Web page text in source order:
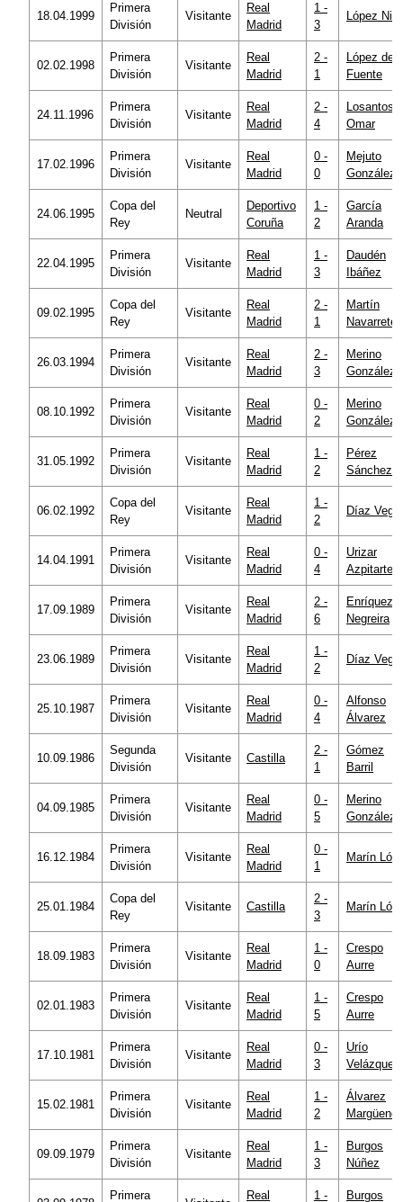
18.04.1999
Primera
División
Visitante
Real
Madrid
1 -
3
López
02.02.1998
Primera
División
Visitante
Real
Madrid
2 -
1
López de
Fuente
24.11.1996
Primera
División
Visitante
Real
Madrid
2 -
4
Losantos
Omar
17.02.1996
Primera
División
Visitante
Real
Madrid
0 -
0
Mejuto
González
24.06.1995
Copa del
Rey
Neutral
Deportivo
Coruña
1 -
2
García
Aranda
22.04.1995
Primera
División
Visitante
Real
Madrid
1 -
3
Daudén
Ibáñez
09.02.1995
Copa del
Rey
Visitante
Real
Madrid
2 -
1
Martín
Navarrete
26.03.1994
Primera
División
Visitante
Real
Madrid
2 -
3
Merino
González
08.10.1992
Primera
División
Visitante
Real
Madrid
0 -
2
Merino
González
31.05.1992
Primera
División
Visitante
Real
Madrid
1 -
2
Pérez
Sánchez
06.02.1992
Copa del
Rey
Visitante
Real
Madrid
1 -
2
Díaz Vega
14.04.1991
Primera
División
Visitante
Real
Madrid
0 -
4
Urizar
Azpitarte
17.09.1989
Primera
División
Visitante
Real
Madrid
2 -
6
Enríquez
Negreira
23.06.1989
Primera
División
Visitante
Real
Madrid
1 -
2
Díaz Vega
25.10.1987
Primera
División
Visitante
Real
Madrid
0 -
4
Alfonso
Álvarez
10.09.1986
Segunda
División
Visitante Castilla
2 -
1
Gómez
Barril
04.09.1985
Primera
División
Visitante
Real
Madrid
0 -
5
Merino
González
16.12.1984
Primera
División
Visitante
Real
Madrid
0 -
1
Marín
25.01.1984
Copa del
Rey
Visitante Castilla
2 -
3
Marín
18.09.1983
Primera
División
Visitante
Real
Madrid
1 -
0
Crespo
Aurre
02.01.1983
Primera
División
Visitante
Real
Madrid
1 -
5
Crespo
Aurre
17.10.1981
Primera
División
Visitante
Real
Madrid
0 -
3
Urío
Velázquez
15.02.1981
Primera
División
Visitante
Real
Madrid
1 -
2
Álvarez
Margüenda
09.09.1979
Primera
División
Visitante
Real
Madrid
1 -
3
Burgos
Núñez
Primera
Real
1 -
Burgos